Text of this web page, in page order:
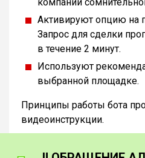
Активируют опцию на
Запрос для сделки
в течение 2 минут.
Используют
выбранной площадке.
Принципы работы бота
видеоинструкции.